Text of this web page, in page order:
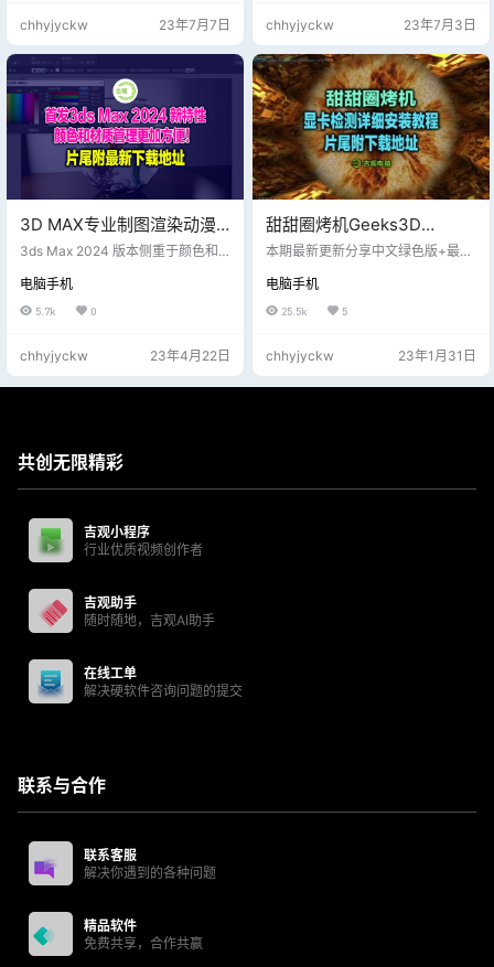
持的功能，可以根据指定的访问模
式和长周期速度测量执行详细的速
度测量等等功能非常的强大！
chhyjyckw 23年7月7日
们收藏！
chhyjyckw 23年7月3日
3D MAX专业制图渲染动漫
设计工具，无需注册码直接
3ds Max 2024 版本侧重于颜色和
工作流。有关技术详细信息，请参
见发行说明。 3D MAX2022最新版
勿使用迅雷工具下载】
电脑手机
5.7k 0
chhyjyckw 23年4月22日
甜甜圈烤机Geeks3D
FurMark免费中文版专业显
本期最新更新分享中文绿色版+最新
版是一款功能非常强大的显卡性能
测试软件，Geeks3D FurMark中文
过软件烤机测试显卡，让用户使用
自己的显卡更加的放心，操作简
单，感兴趣的用户快来下载体验吧.
电脑手机
25.5k 5
chhyjyckw 23年1月31日
共创无限精彩
吉观小程序
行业优质视频创作者
吉观助手
随时随地，吉观AI助手
在线工单
解决硬软件咨询问题的提交
联系与合作
联系客服
解决你遇到的各种问题
精品软件
免费共享，合作共赢